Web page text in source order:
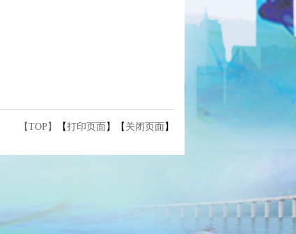
【TOP】 【打印页面 】【 关闭页面 】